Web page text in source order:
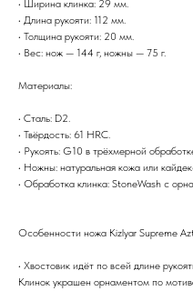
• Ширина клинка: 29 мм.
• Длина рукояти: 112 мм.
• Толщина рукояти: 20 мм.
• Вес: нож — 144 г, ножны — 75 г.
Материалы:
• Сталь: D2.
• Твёрдость: 61 HRC.
• Рукоять: G10 в трёхмерной
• Ножны: натуральная кожа или
• Обработка клинка: StoneWash с
Особенности ножа Kizlyar Supreme
• Хвостовик идёт по всей длине
Клинок украшен орнаментом по